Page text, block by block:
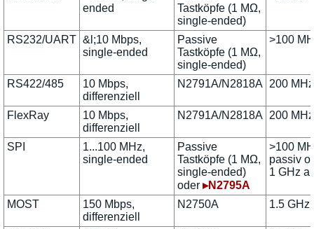
ended
Tastköpfe (1 MΩ,
single-ended)
RS232/UART &l;10 Mbps,
single-ended
Passive
Tastköpfe (1 MΩ,
single-ended)
>100
RS422/485
10 Mbps,
differenziell
N2791A/N2818A 200 MHz
FlexRay
10 Mbps,
differenziell
N2791A/N2818A 200 MHz
SPI
1...100 MHz,
single-ended
Passive
Tastköpfe (1 MΩ,
single-ended)
oder ▸N2795A
>100
passiv
1 GHz
MOST
150 Mbps,
differenziell
N2750A 1.5 GHz